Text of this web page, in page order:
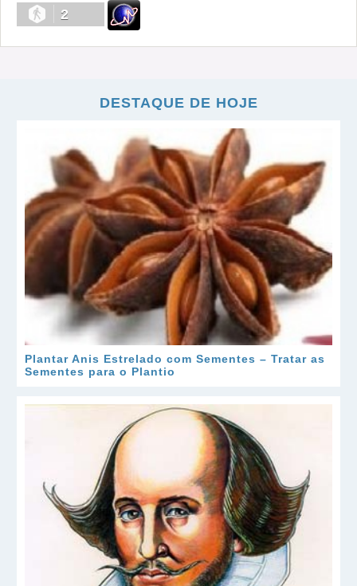
2
DESTAQUE DE HOJE
Plantar Anis Estrelado com Sementes – Tratar as
Sementes para o Plantio